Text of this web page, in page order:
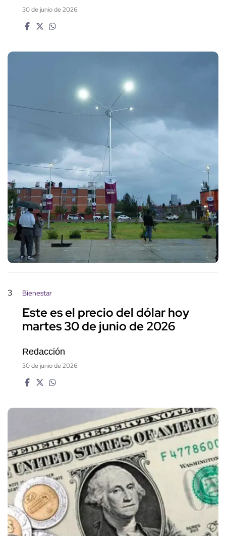
30 de junio de 2026
3 Bienestar
Este es el precio del dólar hoy
martes 30 de junio de 2026
Redacción
30 de junio de 2026